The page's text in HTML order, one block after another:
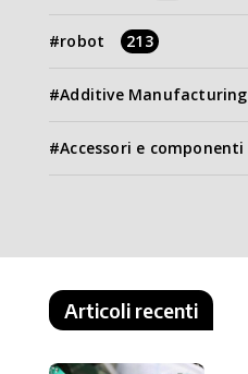
robot 213
Additive Manufacturing
Accessori e componenti
Articoli recenti